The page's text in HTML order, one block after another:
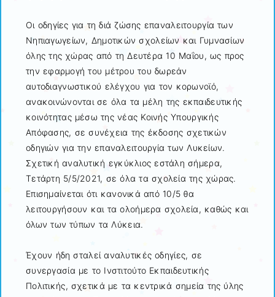
Oι οδηγίες για τη διά ζώσης επαναλειτουργία των
Νηπιαγωγείων, Δημοτικών σχολείων και Γυμνασίων
όλης της χώρας από τη Δευτέρα 10 Μαΐου, ως προς
την εφαρμογή του μέτρου του δωρεάν
αυτοδιαγνωστικού ελέγχου για τον κορωνοϊό,
ανακοινώνονται σε όλα τα μέλη της εκπαιδευτικής
κοινότητας μέσω της νέας Κοινής Υπουργικής
Απόφασης, σε συνέχεια της έκδοσης σχετικών
οδηγιών για την επαναλειτουργία των Λυκείων.
Σχετική αναλυτική εγκύκλιος εστάλη σήμερα,
Τετάρτη 5/5/2021, σε όλα τα σχολεία της χώρας.
Επισημαίνεται ότι κανονικά από 10/5 θα
λειτουργήσουν και τα ολοήμερα σχολεία, καθώς και
όλων των τύπων τα Λύκεια.
Έχουν ήδη σταλεί αναλυτικές οδηγίες, σε
συνεργασία με το Ινστιτούτο Εκπαιδευτικής
Πολιτικής, σχετικά με τα κεντρικά σημεία της ύλης